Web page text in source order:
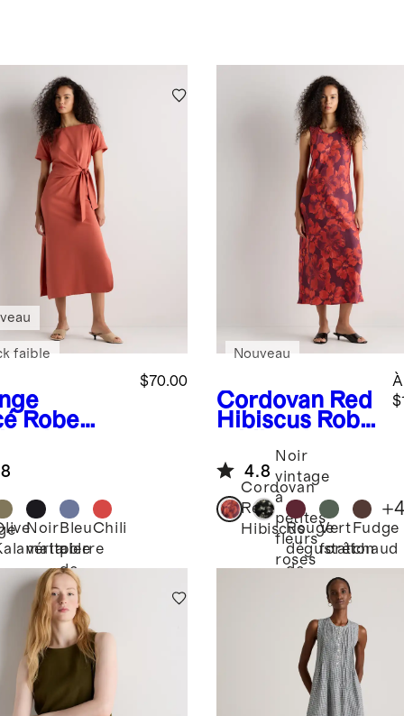
Robe
de
à attache
$70.00
faible
Noir
véritable
Bleu
pierre
de
lune
Chili
Cordovan Red
Hibiscus Robe
débardeur en
soie
extensible et
lavable
Nouveau
4.8
Cordovan
Red
Hibiscus
Noir
vintage
à
petites
fleurs
roses
Rouge
dégustation
de
Vert
forêt
Fudge
chaud
+